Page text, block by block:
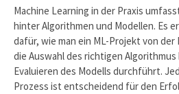
Machine Learning in der Praxis
hinter Algorithmen und Modellen. Es
dafür, wie man ein ML-Projekt von
die Auswahl des richtigen Algorithmus
Evaluieren des Modells durchführt.
Prozess ist entscheidend für den